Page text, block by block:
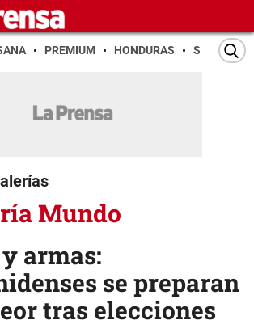
PREMIUM HONDURAS SAN PEDRO
Mundo
armas:
se preparan
tras elecciones